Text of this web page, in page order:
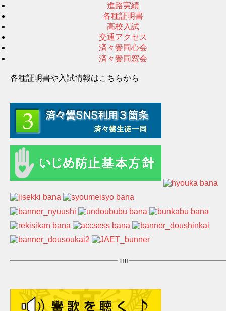
進路実績
各種証明書
高校入試
交通アクセス
済々黌同心会
済々黌同窓会
各種証明書や入試情報はこちらから